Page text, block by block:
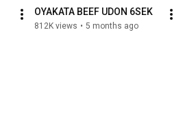
OYAKATA BEEF UDON 6SEK
812K views • 5 months ago